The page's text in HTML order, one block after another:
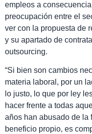
empleos a
preocupación entre el
ver con la propuesta de
y su apartado de
outsourcing.
“Si bien son cambios
materia laboral, por un
lo justo, lo que por ley
hacer frente a todas
años han abusado de la
beneficio propio, es